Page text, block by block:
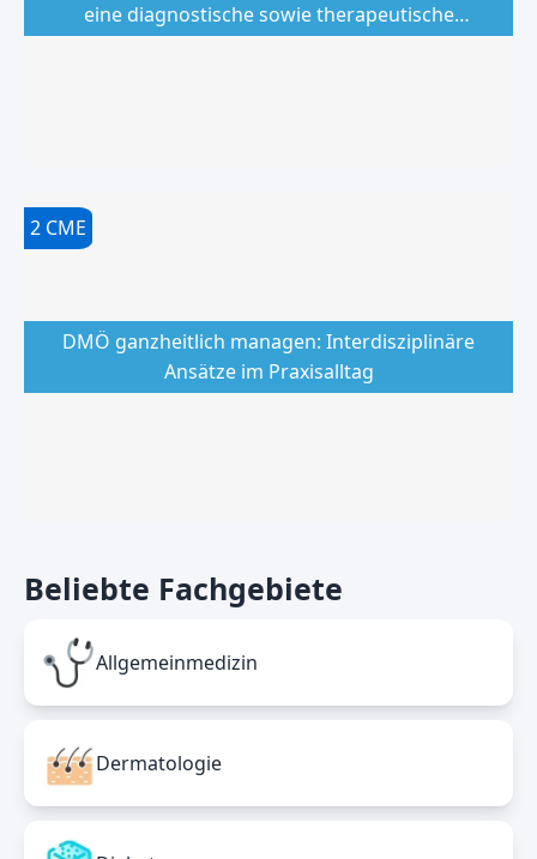
eine diagnostische sowie therapeutische
Herausforderung
DMÖ ganzheitlich managen: Interdisziplinäre
Ansätze im Praxisalltag
2 CME
Beliebte Fachgebiete
Allgemeinmedizin
Dermatologie